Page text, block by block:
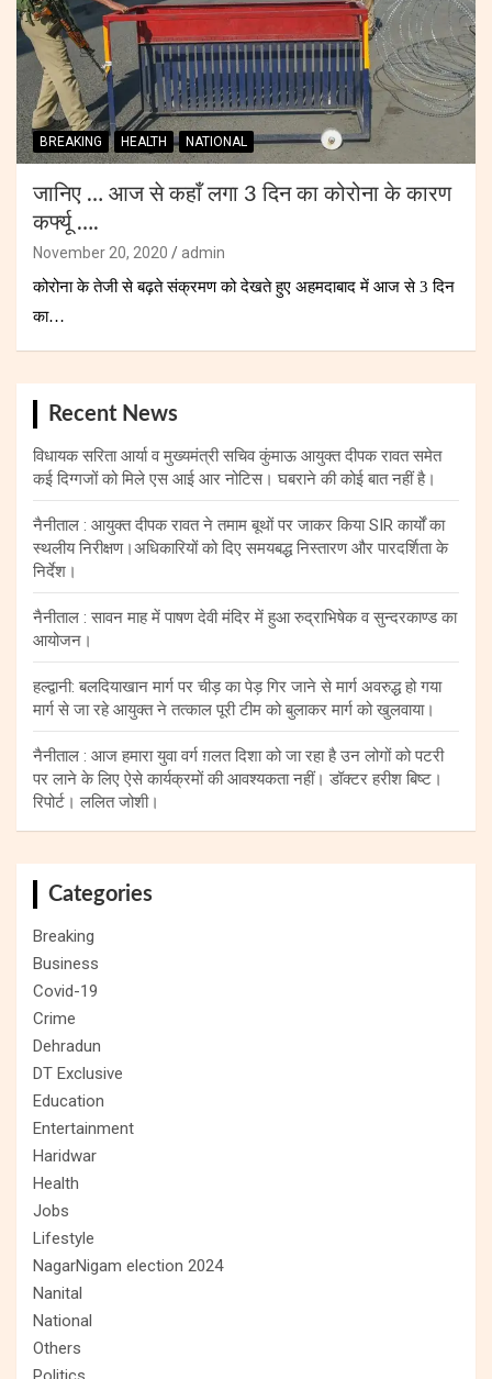
BREAKING HEALTH NATIONAL
जानिए … आज से कहाँ लगा 3 दिन का कोरोना के कारण
कर्फ्यू ….
November 20, 2020
admin
कोरोना के तेजी से बढ़ते संक्रमण को देखते हुए अहमदाबाद में आज से 3 दिन
का…
Recent News
विधायक सरिता आर्या व मुख्यमंत्री सचिव कुंमाऊ आयुक्त दीपक रावत समेत
कई दिग्गजों को मिले एस आई आर नोटिस। घबराने की कोई बात नहीं है।
नैनीताल : आयुक्त दीपक रावत ने तमाम बूथों पर जाकर किया SIR कार्यों का
स्थलीय निरीक्षण।अधिकारियों को दिए समयबद्ध निस्तारण और पारदर्शिता के
निर्देश।
नैनीताल : सावन माह में पाषण देवी मंदिर में हुआ रुद्राभिषेक व सुन्दरकाण्ड का
आयोजन।
हल्द्वानी: बलदियाखान मार्ग पर चीड़ का पेड़ गिर जाने से मार्ग अवरुद्ध हो गया
मार्ग से जा रहे आयुक्त ने तत्काल पूरी टीम को बुलाकर मार्ग को खुलवाया।
नैनीताल : आज हमारा युवा वर्ग ग़लत दिशा को जा रहा है उन लोगों को पटरी
पर लाने के लिए ऐसे कार्यक्रमों की आवश्यकता नहीं। डॉक्टर हरीश बिष्ट।
रिपोर्ट। ललित जोशी।
Categories
Breaking
Business
Covid-19
Crime
Dehradun
DT Exclusive
Education
Entertainment
Haridwar
Health
Jobs
Lifestyle
NagarNigam election 2024
Nanital
National
Others